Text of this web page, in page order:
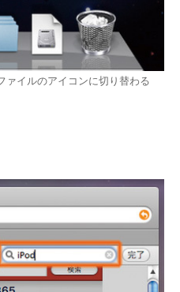
ァイルのアイコンに切り替わる